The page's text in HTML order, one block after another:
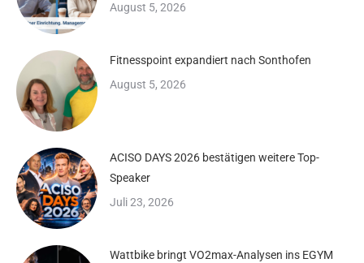
August 5, 2026
Fitnesspoint expandiert nach Sonthofen
August 5, 2026
ACISO DAYS 2026 bestätigen weitere Top-
Speaker
Juli 23, 2026
Wattbike bringt VO2max-Analysen ins EGYM